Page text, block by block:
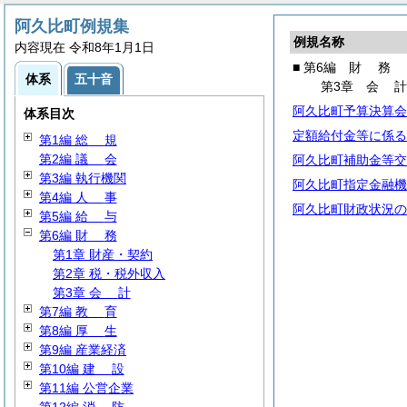
例規名称
■ 第6編 財 務
第3章 会計
阿久比町予算決算
定額給付金等に係
阿久比町補助金等
阿久比町指定金融
阿久比町財政状況
阿久比町例規集
内容現在 令和8年1月1日
体系 五十音
体系目次
第1編 総 規
第2編 議 会
第3編 執行機関
第4編 人 事
第5編 給 与
第6編 財 務
第1章 財産・契約
第2章 税・税外収入
第3章 会 計
第7編 教 育
第8編 厚 生
第9編 産業経済
第10編 建 設
第11編 公営企業